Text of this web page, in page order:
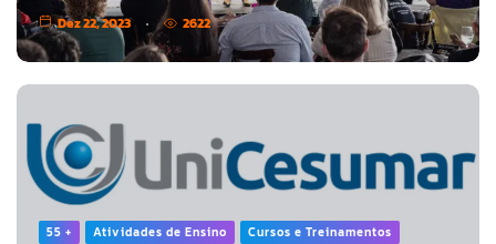
Dez 22, 2023 2622
55 + Atividades de Ensino Cursos e Treinamentos